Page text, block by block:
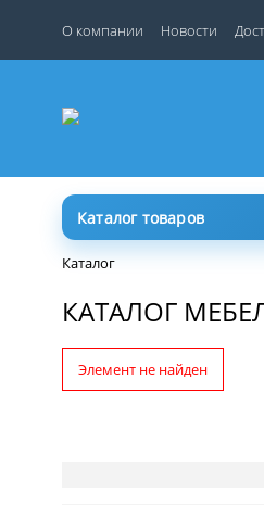
О компании Новости
Каталог товаров
Каталог
КАТАЛОГ
Элемент не найден